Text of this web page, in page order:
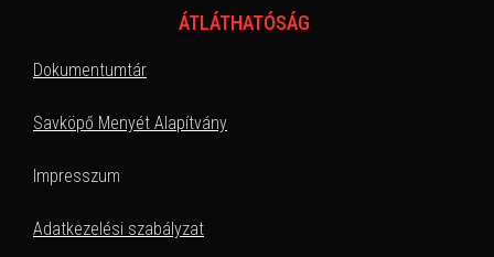
ÁTLÁTHATÓSÁG
Dokumentumtár
Savköpő Menyét Alapítvány
Impresszum
Adatkezelési szabályzat